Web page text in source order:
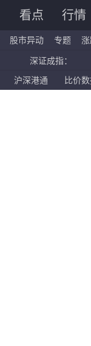
看点 行情
股市异动 专题
深证成指：
国企指数：
沪深港通 比价